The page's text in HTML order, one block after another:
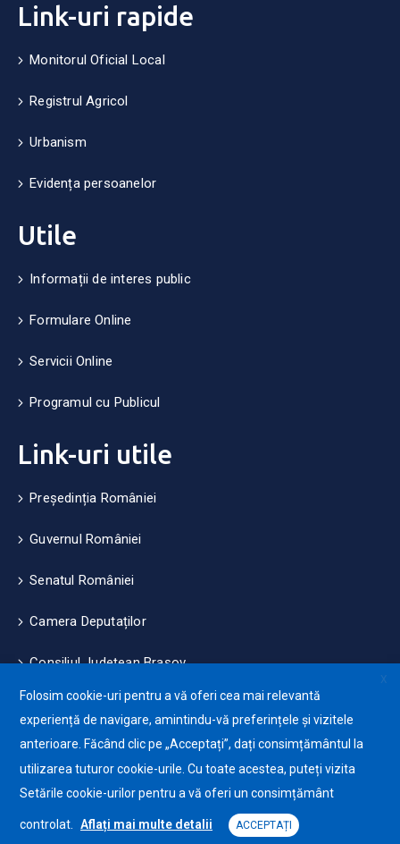
Link-uri rapide
Monitorul Oficial Local
Registrul Agricol
Urbanism
Evidența persoanelor
Utile
Informații de interes public
Formulare Online
Servicii Online
Programul cu Publicul
Link-uri utile
Președinția României
Guvernul României
Senatul României
Camera Deputaților
Consiliul Județean Brașov
Măsuri de mediu și climă
Protecția datelor cu caracter personale (GDPR)
Politica de utilizare a Cookie-urilor
X
Folosim cookie-uri pentru a vă oferi cea mai relevantă
experiență de navigare, amintindu-vă preferințele și vizitele
anterioare. Făcând clic pe „Acceptați”, dați consimțământul la
utilizarea tuturor cookie-urile. Cu toate acestea, puteți vizita
Setările cookie-urilor pentru a vă oferi un consimțământ
controlat. Aflați mai multe detalii ACCEPTAȚI